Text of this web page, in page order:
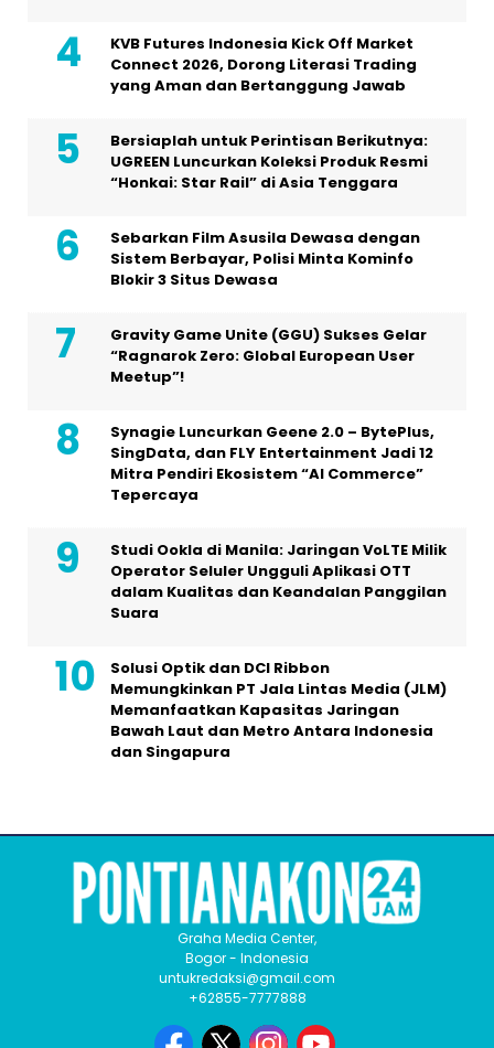
KVB Futures Indonesia Kick Off Market
Connect 2026, Dorong Literasi Trading
yang Aman dan Bertanggung Jawab
Bersiaplah untuk Perintisan Berikutnya:
UGREEN Luncurkan Koleksi Produk Resmi
“Honkai: Star Rail” di Asia Tenggara
Sebarkan Film Asusila Dewasa dengan
Sistem Berbayar, Polisi Minta Kominfo
Blokir 3 Situs Dewasa
Gravity Game Unite (GGU) Sukses Gelar
“Ragnarok Zero: Global European User
Meetup”!
Synagie Luncurkan Geene 2.0 – BytePlus,
SingData, dan FLY Entertainment Jadi 12
Mitra Pendiri Ekosistem “AI Commerce”
Tepercaya
Studi Ookla di Manila: Jaringan VoLTE Milik
Operator Seluler Ungguli Aplikasi OTT
dalam Kualitas dan Keandalan Panggilan
Suara
Solusi Optik dan DCI Ribbon
Memungkinkan PT Jala Lintas Media (JLM)
Memanfaatkan Kapasitas Jaringan
Bawah Laut dan Metro Antara Indonesia
dan Singapura
Graha Media Center,
Bogor - Indonesia
untukredaksi@gmail.com
+62855-7777888